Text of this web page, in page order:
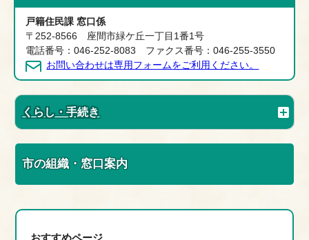
戸籍住民課 窓口係
〒252-8566 座間市緑ケ丘一丁目1番1号
電話番号：046-252-8083 ファクス番号：046-255-3550
お問い合わせは専用フォームをご利用ください。
くらし・手続き
市の組織・窓口案内
おすすめページ